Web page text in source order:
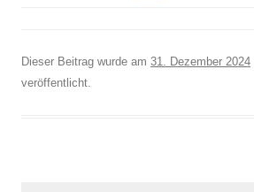
Dieser Beitrag wurde am 31. Dezember 2024
veröffentlicht.